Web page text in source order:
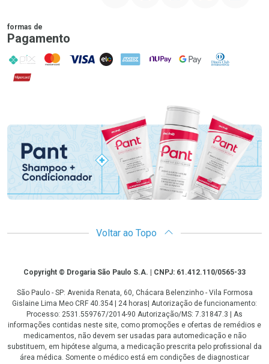
formas de
Pagamento
PIX MasterCard
VISA ELO AMEX NuPay Google PayDiners Club
Hipercard
Promoção em Destaque
Voltar ao Topo
CopyrightCopyright © Drogaria São Paulo S.A. | CNPJ: 61.412.110/0565-33
São Paulo - SP: Avenida Renata, 60, Chácara Belenzinho - Vila Formosa
Gislaine Lima Meo CRF 40.354 | 24 horas| Autorização de funcionamento:
Processo: 2531.559767/2014-90 Autorização/MS: 7.31847.3 | As
informações contidas neste site, como promoções e ofertas de remédios e
medicamentos, não devem ser usadas para automedicação e não
substituem, em hipótese alguma, a medicação prescrita pelo profissional da
área médica. Somente o médico está em condições de diagnosticar